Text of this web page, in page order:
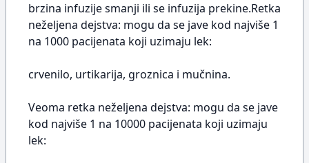
brzina infuzije smanji ili se infuzija prekine.Retka
neželjena dejstva: mogu da se jave kod najviše 1
na 1000 pacijenata koji uzimaju lek:
crvenilo, urtikarija, groznica i mučnina.
Veoma retka neželjena dejstva: mogu da se jave
kod najviše 1 na 10000 pacijenata koji uzimaju
lek: